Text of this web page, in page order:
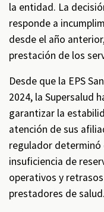
la entidad. La
responde a
desde el año
prestación de los
Desde que la EPS
2024, la Supersalud
garantizar la
atención de sus
regulador determinó
insuficiencia de
operativos y
prestadores de salud.